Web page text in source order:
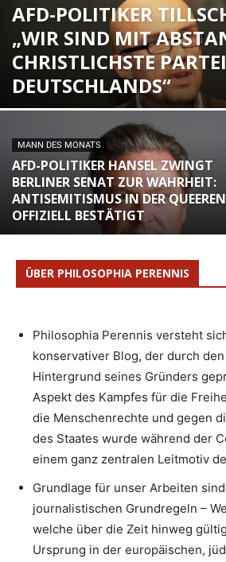
AFD-POLITIKER
„WIR SIND MIT
CHRISTLICHSTE PARTEI
DEUTSCHLANDS“
MANN DES MONATS
AFD-POLITIKER HANSEL ZWINGT
BERLINER SENAT ZUR WAHRHEIT:
ANTISEMITISMUS IN DER
OFFIZIELL BESTÄTIGT
ÜBER PHILOSOPHIA PERENNIS
Philosophia Perennis versteht
konservativer Blog, der durch
Hintergrund seines Gründers
Aspekt des Kampfes für die
die Menschenrechte und gegen
des Staates wurde während der
einem ganz zentralen Leitmotiv
Grundlage für unser Arbeiten
journalistischen Grundregeln –
welche über die Zeit hinweg
Ursprung in der europäischen,